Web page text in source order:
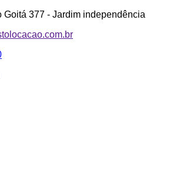
Goitá 377 - Jardim independência